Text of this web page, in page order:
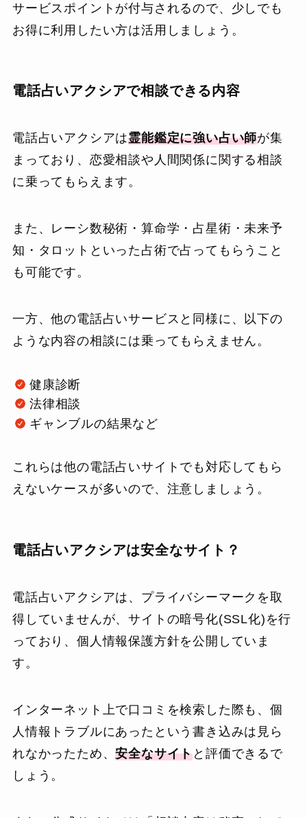
サービスポイントが付与されるので、少しでも
お得に利用したい方は活用しましょう。
電話占いアクシアで相談できる内容
電話占いアクシアは霊能鑑定に強い占い師が集
まっており、恋愛相談や人間関係に関する相談
に乗ってもらえます。
また、レーシ数秘術・算命学・占星術・未来予
知・タロットといった占術で占ってもらうこと
も可能です。
一方、他の電話占いサービスと同様に、以下の
ような内容の相談には乗ってもらえません。
健康診断
法律相談
ギャンブルの結果など
これらは他の電話占いサイトでも対応してもら
えないケースが多いので、注意しましょう。
電話占いアクシアは安全なサイト？
電話占いアクシアは、プライバシーマークを取
得していませんが、サイトの暗号化(SSL化)を行
っており、個人情報保護方針を公開していま
す。
インターネット上で口コミを検索した際も、個
人情報トラブルにあったという書き込みは見ら
れなかったため、安全なサイトと評価できるで
しょう。